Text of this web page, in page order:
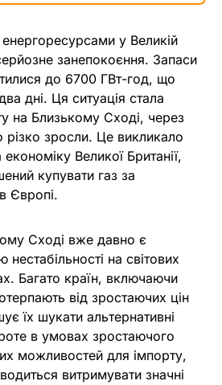
у Великій
занепокоєння. Запаси
до 6700 ГВт-год, що
дні. Ця ситуація стала
на Близькому Сході, через
різко зросли. Це викликало
Великої Британії,
купувати газ за
Європі.
Сході вже давно є
на світових
Багато країн, включаючи
від зростаючих цін
їх шукати альтернативні
в умовах зростаючого
можливостей для імпорту,
витримувати значні